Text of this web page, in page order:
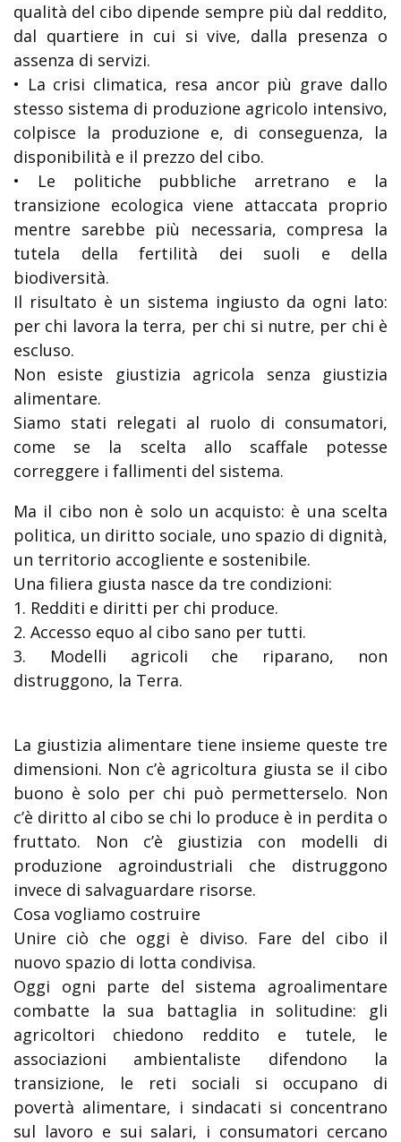
qualità del cibo dipende sempre più dal reddito,
dal quartiere in cui si vive, dalla presenza o
assenza di servizi.
• La crisi climatica, resa ancor più grave dallo
stesso sistema di produzione agricolo intensivo,
colpisce la produzione e, di conseguenza, la
disponibilità e il prezzo del cibo.
• Le politiche pubbliche arretrano e la
transizione ecologica viene attaccata proprio
mentre sarebbe più necessaria, compresa la
tutela della fertilità dei suoli e della
biodiversità.
Il risultato è un sistema ingiusto da ogni lato:
per chi lavora la terra, per chi si nutre, per chi è
escluso.
Non esiste giustizia agricola senza giustizia
alimentare.
Siamo stati relegati al ruolo di consumatori,
come se la scelta allo scaffale potesse
correggere i fallimenti del sistema.
Ma il cibo non è solo un acquisto: è una scelta
politica, un diritto sociale, uno spazio di dignità,
un territorio accogliente e sostenibile.
Una filiera giusta nasce da tre condizioni:
1. Redditi e diritti per chi produce.
2. Accesso equo al cibo sano per tutti.
3. Modelli agricoli che riparano, non
distruggono, la Terra.
La giustizia alimentare tiene insieme queste tre
dimensioni. Non c’è agricoltura giusta se il cibo
buono è solo per chi può permetterselo. Non
c’è diritto al cibo se chi lo produce è in perdita o
fruttato. Non c’è giustizia con modelli di
produzione agroindustriali che distruggono
invece di salvaguardare risorse.
Cosa vogliamo costruire
Unire ciò che oggi è diviso. Fare del cibo il
nuovo spazio di lotta condivisa.
Oggi ogni parte del sistema agroalimentare
combatte la sua battaglia in solitudine: gli
agricoltori chiedono reddito e tutele, le
associazioni ambientaliste difendono la
transizione, le reti sociali si occupano di
povertà alimentare, i sindacati si concentrano
sul lavoro e sui salari, i consumatori cercano